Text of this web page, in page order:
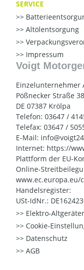
SERVICE
Altölentsorgung
Impressum
Voigt
Einzelunternehmer
Pößnecker Straße
DE 07387 Krölpa
Telefon: 03647 /
Telefax: 03647 /
E-Mail:
Internet: https://
Plattform der EU-
Online-
www.ec.europa.eu/
Handelsregister:
USt-IdNr.:
Elektro-
Cookie-
Datenschutz
AGB